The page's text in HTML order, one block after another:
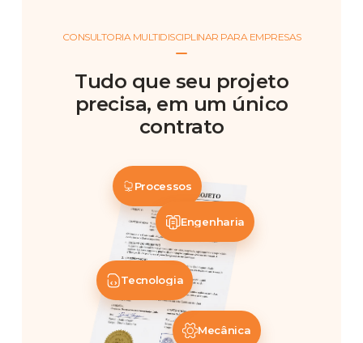
CONSULTORIA MULTIDISCIPLINAR PARA EMPRESAS
Tudo que seu projeto
precisa, em um único
contrato
Mecânica
Tecnologia
Processos
Engenharia